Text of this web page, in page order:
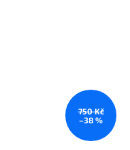
750 Kč
–38 %